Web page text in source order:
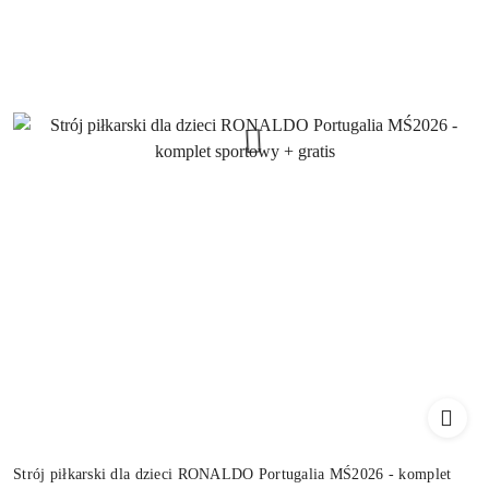
Strój piłkarski dla dzieci RONALDO Portugalia MŚ2026 - komplet